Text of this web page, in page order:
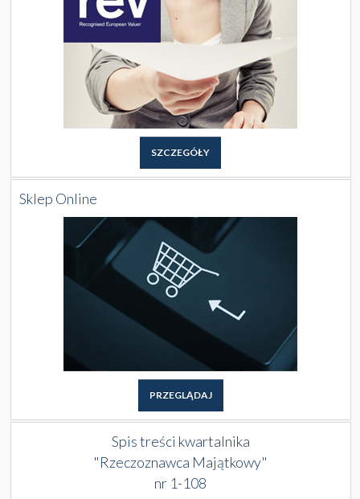
SZCZEGÓŁY
Sklep Online
PRZEGLĄDAJ
Spis treści kwartalnika
"Rzeczoznawca Majątkowy"
nr 1-108